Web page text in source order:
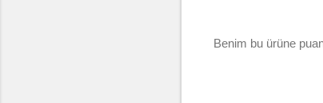
Benim bu ürüne